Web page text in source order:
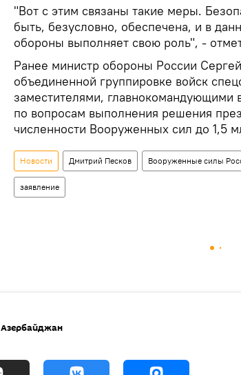
"Вот с этим связаны такие меры.
быть, безусловно, обеспечена, и в
обороны выполняет свою роль", -
Ранее министр обороны России
объединенной группировке войск
заместителями,
по вопросам выполнения решения
численности Вооруженных сил до 1,5
Новости Дмитрий Песков Вооруженные силы
заявление
Азербайджан